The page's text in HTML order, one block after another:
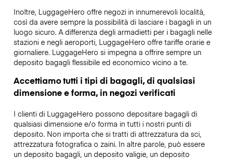
Inoltre, LuggageHero offre negozi in innumerevoli località,
così da avere sempre la possibilità di lasciare i bagagli in un
luogo sicuro. A differenza degli armadietti per i bagagli nelle
stazioni e negli aeroporti, LuggageHero offre tariffe orarie e
giornaliere. LuggageHero si impegna a offrire sempre un
deposito bagagli flessibile ed economico vicino a te.
Accettiamo tutti i tipi di bagagli, di qualsiasi
dimensione e forma, in negozi verificati
I clienti di LuggageHero possono depositare bagagli di
qualsiasi dimensione e/o forma in tutti i nostri punti di
deposito. Non importa che si tratti di attrezzatura da sci,
attrezzatura fotografica o zaini. In altre parole, può essere
un deposito bagagli, un deposito valigie, un deposito